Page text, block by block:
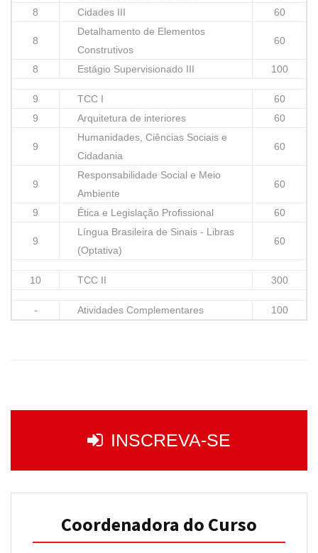
8
Cidades III 60
8
Detalhamento de Elementos
Construtivos
60
8 Estágio Supervisionado III 100
9 TCC I
60
9
Arquitetura de interiores 60
9
Humanidades, Ciências Sociais e
Cidadania
60
9
Responsabilidade Social e Meio
Ambiente
60
9 Ética e Legislação Profissional 60
9
Língua Brasileira de Sinais - Libras
(Optativa)
60
10 TCC II 300
- Atividades Complementares 100
INSCREVA-SE
Coordenadora do Curso